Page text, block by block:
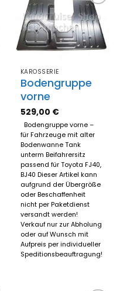
Zum
Merkzettel
hinzufügen
KAROSSERIE
Bodengruppe
vorne
529,00 €
Bodengruppe vorne –
für Fahrzeuge mit alter
Bodenwanne Tank
unterm Beifahrersitz
passend für Toyota FJ40,
BJ40 Dieser Artikel kann
aufgrund der Übergröße
oder Beschaffenheit
nicht per Paketdienst
versandt werden!
Verkauf nur zur Abholung
oder auf Wunsch mit
Aufpreis per individueller
Speditionsbeauftragung!